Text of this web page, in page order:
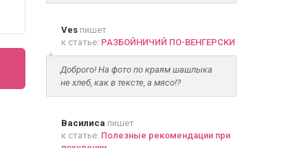
Vesпишет
к статье: РАЗБОЙНИЧИЙ ПО-ВЕНГЕРСКИ
Доброго! На фото по краям шашлыка
не хлеб, как в тексте, а мясо!?
Василиса пишет
к статье: Полезные рекомендации при